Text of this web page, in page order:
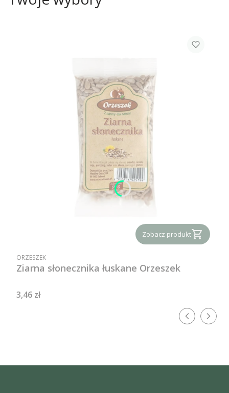
Zobacz produkt
PRODUCENT
ORZESZEK
Ziarna słonecznika łuskane Orzeszek
Cena
3,46 zł